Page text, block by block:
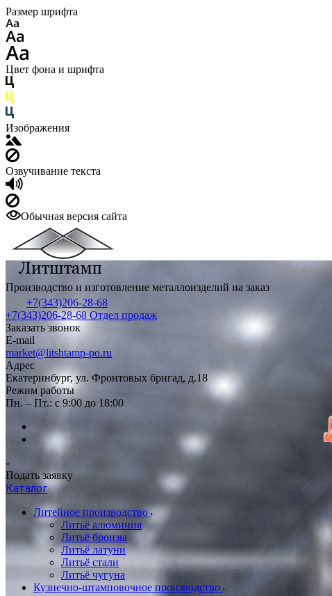
Размер шрифта
Цвет фона и шрифта
Изображения
Озвучивание текста
Обычная версия сайта
Производство и изготовление металлоизделий на заказ
+7(343)206-28-68
+7(343)206-28-68 Отдел продаж
Заказать звонок
E-mail
market@litshtamp-po.ru
Адрес
Екатеринбург, ул. Фронтовых бригад, д.18
Режим работы
Пн. – Пт.: с 9:00 до 18:00
Подать заявку
Каталог
Литейное производство
Литьё алюминия
Литьё бронзы
Литьё латуни
Литьё стали
Литьё чугуна
Кузнечно-штамповочное производство